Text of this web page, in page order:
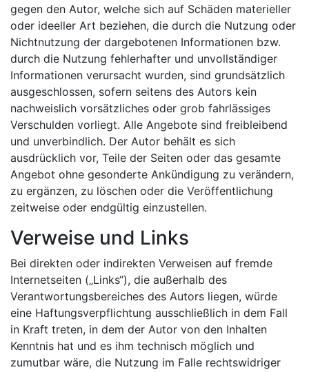
gegen den Autor, welche sich auf Schäden materieller
oder ideeller Art beziehen, die durch die Nutzung oder
Nichtnutzung der dargebotenen Informationen bzw.
durch die Nutzung fehlerhafter und unvollständiger
Informationen verursacht wurden, sind grundsätzlich
ausgeschlossen, sofern seitens des Autors kein
nachweislich vorsätzliches oder grob fahrlässiges
Verschulden vorliegt. Alle Angebote sind freibleibend
und unverbindlich. Der Autor behält es sich
ausdrücklich vor, Teile der Seiten oder das gesamte
Angebot ohne gesonderte Ankündigung zu verändern,
zu ergänzen, zu löschen oder die Veröffentlichung
zeitweise oder endgültig einzustellen.
Verweise und Links
Bei direkten oder indirekten Verweisen auf fremde
Internetseiten („Links“), die außerhalb des
Verantwortungsbereiches des Autors liegen, würde
eine Haftungsverpflichtung ausschließlich in dem Fall
in Kraft treten, in dem der Autor von den Inhalten
Kenntnis hat und es ihm technisch möglich und
zumutbar wäre, die Nutzung im Falle rechtswidriger